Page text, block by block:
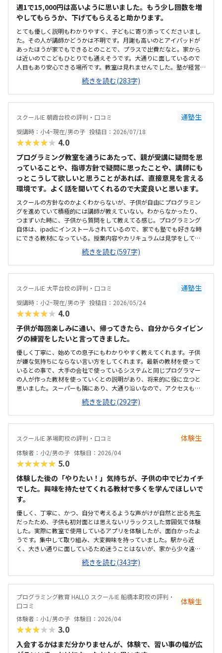
いか気にかかる料金設定は特に目立って高くも低くもなく適正だと感
じた。4月のキャンペーンで入会費無料という説明もあり、体験時に入
会を決めた
週1で15,000円は高いように思いました。もう少し回数を増
やしてもらうか、下げてもらえると助かります。
とても優しく説明もわかりやすく、子どもに寄り添ってくださいまし
た。その人が講師かどうかは不明です。月謝も高いのとアイパッドが
あったほうが家でもできるとのことで、プラスで出費だなと。家から
は近いのでこどもひとりでも通えそうです。大通りに面しているので
人目もあり安心できる場所です。教室は見れませんでした。塾が経営
しているとのことで塾の方の教室は少し覗けました。建物自体が古い
感じでした。週1で15,000円は高いように思いました。もう少し回数を
増やしてもらうか、下げてもらえると助かります。説明してくれた方
はとても説明がわかりやすく、こどもに寄り添ってくださいました。
続きを読む(283字)
スクールIE 朝霞台校の評判・口コミ 通塾生
受講時：小4~現在/男の子 投稿日：2026/07/18
★★★★★ 4.0
プログラミング教室を通うにあたって、親が受講に疑問を思
っていることや、指導方針で疑問に思ったことや、講師にも
っとこうして欲しいと思うことがあれば、直接意見を言える
環境です。よく話を聞いてくれるので大変良いと思います。
スクールの方針なのかよくわからないが、子供が自由にプログラミン
グを進めていて積極的には講師が教えていない。わからなかったり、
つまずいた時に、子供から質問をして教えてる感じ。プログラミング
自体は、ipadにインストールされているので、家でも塾でも好きな時
にできる教材になっている。授業内容やカリキュラムは見学をしてい
ないので子供の話だが、積極的に講師が教えていないみたい。月1回は
プログラミングで作ったものを発表すると聞いていたが、実施してな
いみたい。駅からは徒歩ですぐ来れる距離で、一本道だから迷うこと
なく来れるので立地は良いと思います。駐車場はないので、車の送迎
なら行けると思います。奥の方まで覗いたことはないので詳しくはわ
からないが、入り口や教室の内装は奇麗だと思います。気軽に入りや
すい感じがします。ひとそれぞれになってしまいますので何とも言え
ませんが、オンラインでなく、対面で教えてくれるので、妥当な金額
と思います。子供には楽しいみたいで、家でも自由にプログラミング
を進めています。たまにゲームみたいなものを作っていて、親に「やっ
てみて」と言ってきます。プログラミング能力だけでなく創造力も養
われているのかなと感じます。今のところは特にありません。オンラ
インでなく、対面での受講は、人と接する機会の場としても良いと思
います。
続きを読む(597字)
スクールIE 大平台校の評判・口コミ 通塾生
受講時：小2~現在/男の子 投稿日：2026/05/24
★★★★★ 4.0
子供が毎回楽しみに通い、帰ってきたら、自分からタイピン
グの練習をしたいと言ってきました。
優しく丁寧に、始めての息子にもわかりやすく教えてくれます。子供
が嫌な気持ちにならない言い方をしてくれます。最新の教材を使って
いるとの事で、大手の会社で使っているシステムと同じプログラマー
の人が作った教材を使っていくとの説明があり、将来的に役に立つと
思いました。スーパーも隣にあり、大通り沿いなので、アクセスも良
く、人通りもある場所なので、安心です。いつもキレイに掃除もされ
ていて、雰囲気も良く過ごしやすいと思います。ただ、靴を脱ぐ所と中
の境がマットだけなのて、雨が強い日は大丈夫かなっと思います。まだ
通い始めたばかりなのでわからないが、追加でかかるとかはなさそう
続きを読む(292字)
スクールIE 茅場町校の評判・口コミ 体験生
体験者：小2/男の子 体験日：2026/04
★★★★★ 5.0
体験した後の「やりたい！」気持ちが、子供の中でピカイチ
でした。興味を持たせてくれる教材で多くを学んでほしいで
す。
優しく、丁寧に、かつ、自分で考えるような声がけが自然と出る先生
だったため、子供も初対面とは思えないリラックスした雰囲気で体験
した。実際に教室で使用しているアプリを体験したが、面白かったよ
うです。集中して取り組み、大変興味を持っていました。駅から近
く、大きい通りに面しているため迷うことはないが、家から少々遠い
ため自転車で通う必要があり、車どおりが多い通りをいくつも通るの
が心配。体験教室と実際の教室が同じかどうか不明なため評価は３
に。体験した教室は特に問題はないと思う。少々高めに思う。しかし、
おそらく共同開発されたアプリなので、仕方がないのではと理解し
た。大きく分けて二種類の教材を利用でき、どちらもプログラミング
を学ぶが、それを多方面から学べるのが素人から見ても良いのではと
思った。
続きを読む(343字)
プログラミング教育 HALLO スクールIE 船橋本町校の評判・
口コミ
体験生
体験者：小1/男の子 体験日：2026/04
★★★★★ 3.0
入会するかはまだ分かりませんが、体験で、習い事の幅が広